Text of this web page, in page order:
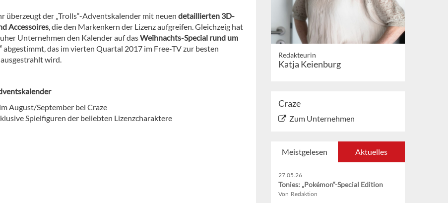
überzeugt der „Trolls“-Adventskalender mit neuen detaillierten 3D-
Accessoires, die den Markenkern der Lizenz aufgreifen. Gleichzeig hat
Unternehmen den Kalender auf dasWeihnachts-Special rund um
abgestimmt, das im vierten Quartal 2017 im Free-TV zur besten
wird.
August/September bei Craze
Spielfiguren der beliebten Lizenzcharaktere
Redakteurin
Katja Keienburg
Craze
Zum Unternehmen
Meistgelesen Aktuelles
27.05.26
Tonies: „Pokémon“-Special Edition
Von Redaktion